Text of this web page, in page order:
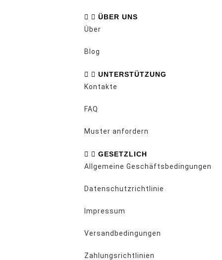
ÜBER UNS
Über
Blog
UNTERSTÜTZUNG
Kontakte
FAQ
Muster anfordern​
GESETZLICH
Allgemeine Geschäftsbedingungen
Datenschutzrichtlinie
Impressum
Versandbedingungen
Zahlungsrichtlinien